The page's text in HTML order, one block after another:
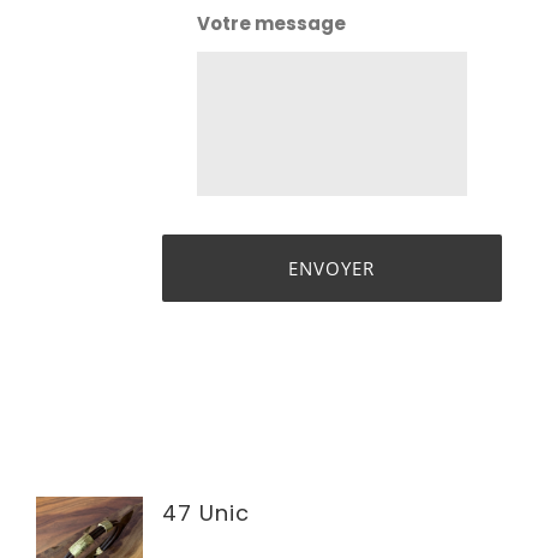
Votre message
47 Unic